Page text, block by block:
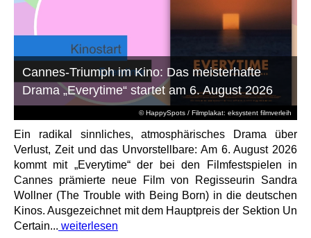
© HappySpots / Filmplakat: eksystent filmverleih
Cannes-Triumph im Kino: Das meisterhafte
Drama „Everytime“ startet am 6. August 2026
Ein radikal sinnliches, atmosphärisches Drama über
Verlust, Zeit und das Unvorstellbare: Am 6. August 2026
kommt mit „Everytime“ der bei den Filmfestspielen in
Cannes prämierte neue Film von Regisseurin Sandra
Wollner (The Trouble with Being Born) in die deutschen
Kinos. Ausgezeichnet mit dem Hauptpreis der Sektion Un
Certain... weiterlesen